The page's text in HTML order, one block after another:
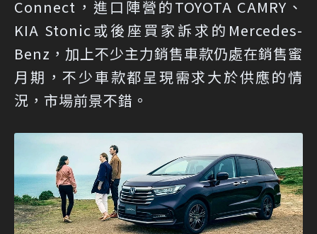
Connect，進口陣營的TOYOTA CAMRY、
KIA Stonic或後座買家訴求的Mercedes-
Benz，加上不少主力銷售車款仍處在銷售蜜
月期，不少車款都呈現需求大於供應的情
況，市場前景不錯。